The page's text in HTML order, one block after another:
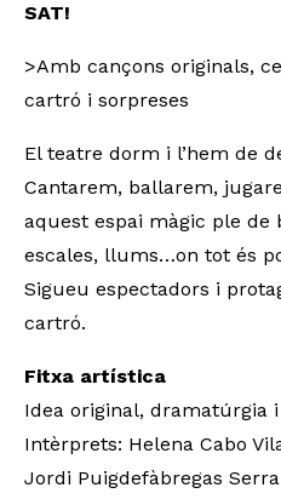
SAT!
>Amb cançons originals,
cartró i sorpreses
El teatre dorm i l’hem de
Cantarem, ballarem,
aquest espai màgic ple de
escales, llums…on tot és
Sigueu espectadors i
cartró.
Fitxa artística
Idea original, dramatúrgia
Intèrprets: Helena Cabo
Jordi Puigdefàbregas